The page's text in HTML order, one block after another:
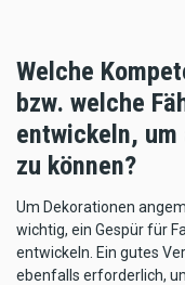
Welche
bzw. welche
entwickeln, um
zu können?
Um Dekorationen
wichtig, ein Gespür für
entwickeln. Ein gutes
ebenfalls erforderlich,